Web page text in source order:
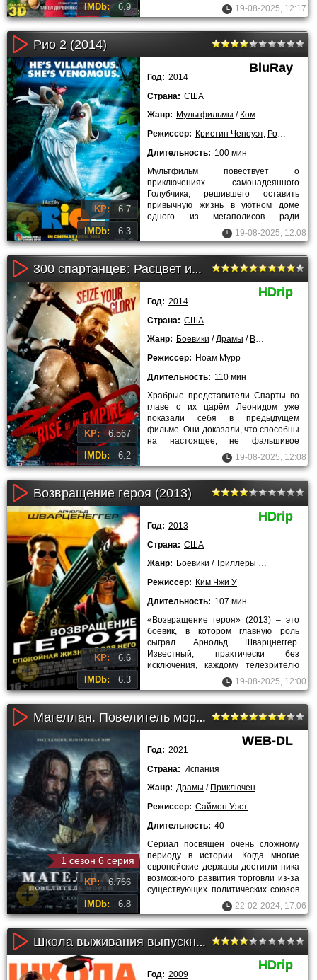
IMDb: 6.9
окруженный заботой и теплом, и
даже не
19-08-2025, 12:17
Рио 2 (2014)
KP: 6.7
IMDb: 6.3
BluRay
Год: 2014
Страна: США
Жанр: Мультфильмы / Комедии
Режиссер: Кристин Ченоуэт, Родриго Санторо
Длительность: 100 мин
Мультфильм повествует о
приключениях самонадеянного
Голубчика, решившего оставить
привычную жизнь в уютном доме
одного из мегаполисов ради
путешествия на свою историческую
родину - в
19-08-2025, 12:08
300 спартанцев: Расцвет империи (2014)
KP: 6.567
IMDb: 6.2
HDrip
Год: 2014
Страна: США
Жанр: Боевики /Драмы / Военные
Режиссер: Ноам Мурр
Длительность: 110 мин
Храбрые представители Спарты во
главе с их царём Леонидом уже
показали себя в предыдущем
фильме. Они доказали, что способны
на настоящее, не фальшивое
мужество, проводя бои с
противниками,
19-08-2025, 12:08
Возвращение героя (2013)
KP: 6.6
IMDb: 6.3
HDrip
Год: 2013
Страна: США
Жанр: Боевики /Триллеры
Режиссер: Ким Чжи У
Длительность: 107 мин
«Возвращение героя» (2013) – это
боевик, в котором главную роль
сыграл Арнольд Шварцнеггер.
Известный, практически без
исключения, каждому телезрителю
"Терминатор", поистине19-08-2025, 12:00
Магеллан. Повелитель морей (2022)
1 сезон 6 серия
KP: 6.766
IMDb: 6.8
WEB-DL
Год: 2021
Страна: Испания
Жанр: Драмы / Приключения
Режиссер: Саймон Уэст
Длительность: 40
Сериал посвящен очень сложному
периоду в истории. Когда многие
европейские державы достигли пика
возможного развития торговли из-за
существующих политических союзов
и конфликтов, испанские22-02-2024, 17:06
Школа выживания выпускников (2009)
HDrip
Год: 2009